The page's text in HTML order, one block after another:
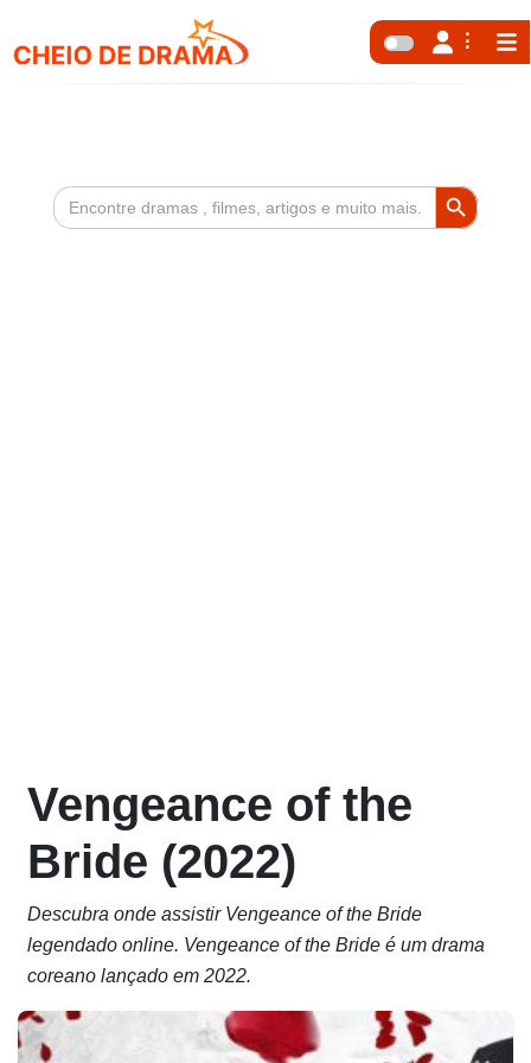
Search
for:
Search Button
Vengeance of the
Bride (2022)
Descubra onde assistir Vengeance of the Bride
legendado online. Vengeance of the Bride é um drama
coreano lançado em 2022.